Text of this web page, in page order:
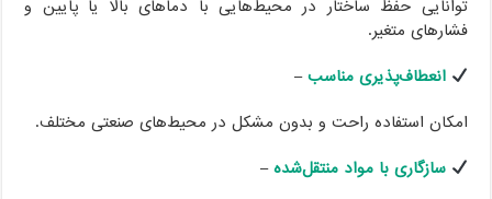
توانایی حفظ ساختار در محیط‌هایی با دماهای بالا یا پایین و
فشارهای متغیر.
انعطاف‌پذیری مناسب–
امکان استفاده راحت و بدون مشکل در محیط‌های صنعتی مختلف.
سازگاری با مواد منتقل‌شده–